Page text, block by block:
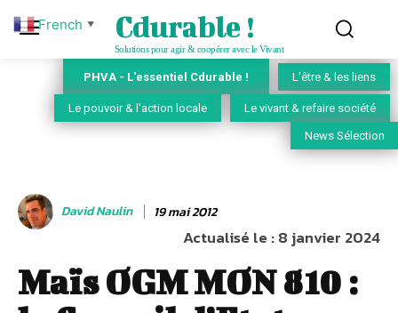
Cdurable !
Solutions pour agir & coopérer avec le Vivant
PHVA - L'essentiel Cdurable ! L'être & les liens
Le pouvoir & l'action locale Le vivant & refaire société
News Sélection
David Naulin 19 mai 2012
Actualisé le :8 janvier 2024
Maïs OGM MON 810 :
French ▼